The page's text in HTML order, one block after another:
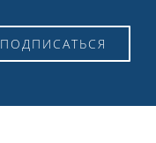
ПОДПИСАТЬСЯ